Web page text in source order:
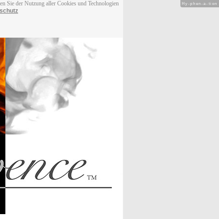
Sie der Nutzung aller Cookies und Technologien
Hy-phen-a-tion